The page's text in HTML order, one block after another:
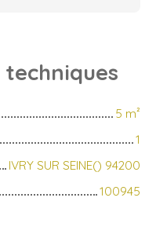
techniques
5 m²
1
IVRY SUR SEINE() 94200
100945